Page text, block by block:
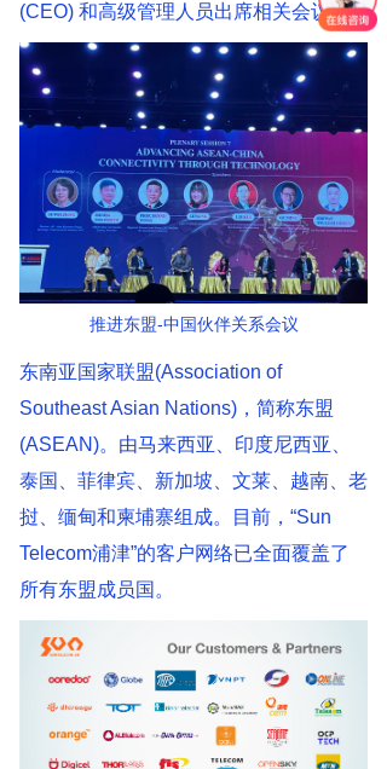
(CEO) 和高级管理人员出席相关会议。
推进东盟-中国伙伴关系会议
东南亚国家联盟(Association of
Southeast Asian Nations)，简称东盟
(ASEAN)。由马来西亚、印度尼西亚、
泰国、菲律宾、新加坡、文莱、越南、老
挝、缅甸和柬埔寨组成。目前，“Sun
Telecom浦津”的客户网络已全面覆盖了
所有东盟成员国。